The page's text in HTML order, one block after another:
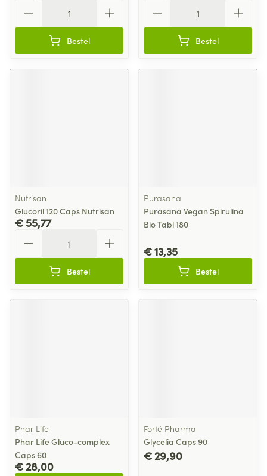
Bestel Bestel
Nutrisan
Glucoril 120 Caps Nutrisan
€ 55,77
Bestel
Purasana
Purasana Vegan Spirulina
Bio Tabl 180
€ 13,35
Bestel
Phar Life
Phar Life Gluco-complex
Caps 60
€ 28,00
Forté Pharma
Glycelia Caps 90
€ 29,90